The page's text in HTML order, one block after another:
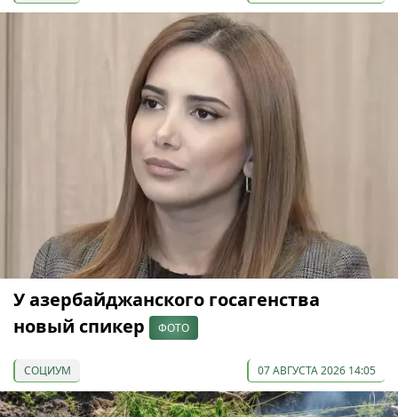
У азербайджанского госагенства
новый спикер
ФОТО
СОЦИУМ 07 АВГУСТА 2026 14:05